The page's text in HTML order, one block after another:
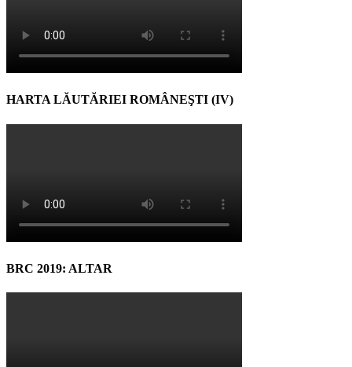
HARTA LĂUTĂRIEI ROMÂNEŞTI (IV)
BRC 2019: ALTAR